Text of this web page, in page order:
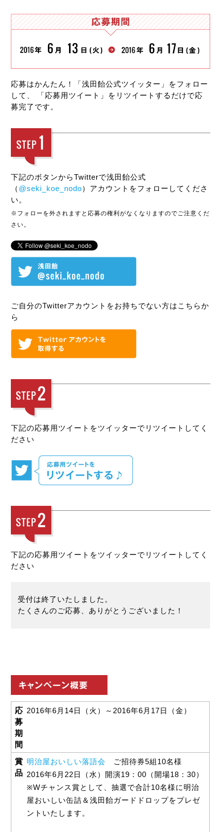
応募はかんたん！「浅田飴公式ツイッター」をフォロー
して、
「応募用ツイート」をリツイートするだけで応
募完了です。
下記のボタンからTwitterで浅田飴公式
（ @seki_koe_nodo）アカウントをフォローしてくださ
い。
※フォローを外されますと応募の権利がなくなりますのでご注意くだ
さい。
ご自分のTwitterアカウントをお持ちでない方はこちらか
ら
下記の応募用ツイートをツイッターでリツイートしてく
ださい
下記の応募用ツイートをツイッターでリツイートしてく
ださい
受付は終了いたしました。
たくさんのご応募、ありがとうございました！
応
募
期
間
2016年6月14日（火）～2016年6月17日（金）
賞
品
明治屋おいしい落語会
ご招待券5組10名様
2016年6月22日（水）開演19：00（開場18：30）
※Wチャンス賞として、抽選で合計10名様に明治
屋おいしい缶詰＆浅田飴ガードドロップをプレゼ
ントいたします。